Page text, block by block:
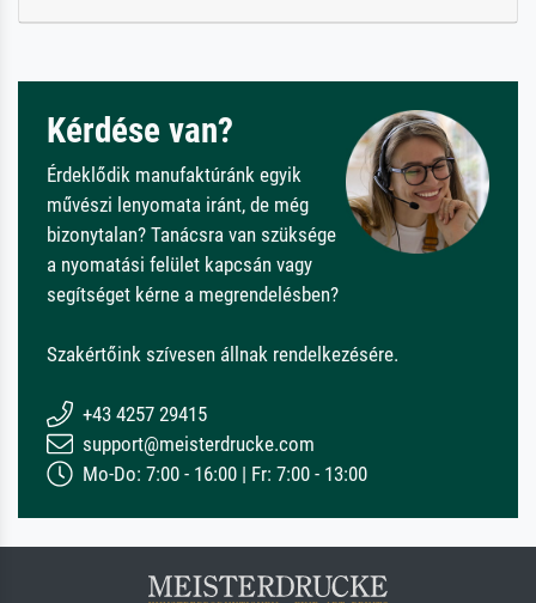
Kérdése van?
Érdeklődik manufaktúránk egyik
művészi lenyomata iránt, de még
bizonytalan? Tanácsra van szüksége
a nyomatási felület kapcsán vagy
segítséget kérne a megrendelésben?
Szakértőink szívesen állnak rendelkezésére.
+43 4257 29415
support@meisterdrucke.com
Mo-Do: 7:00 - 16:00 | Fr: 7:00 - 13:00